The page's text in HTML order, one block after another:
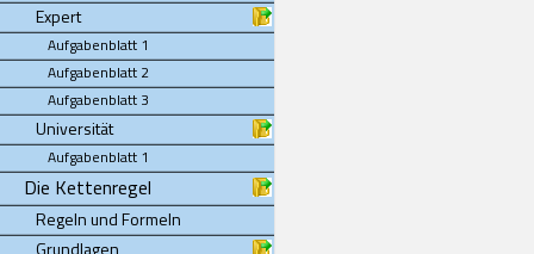
Expert
Aufgabenblatt 1
Aufgabenblatt 2
Aufgabenblatt 3
Universität
Aufgabenblatt 1
Die Kettenregel
Regeln und Formeln
Grundlagen